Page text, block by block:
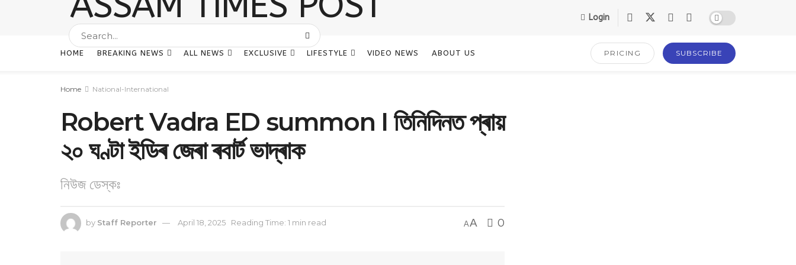
Login
HOME BREAKING NEWS ALL NEWS EXCLUSIVE LIFESTYLE VIDEO NEWS ABOUT US PRICING SUBSCRIBE
Home National-International
Robert Vadra ED summon I তিনিদিনত প্ৰায়
২০ ঘণ্টা ইডিৰ জেৰা ৰবাৰ্ট ভাদ্ৰাক
নিউজ ডেস্কঃ
by Staff Reporter April 18, 2025 Reading Time: 1 min read AA 0